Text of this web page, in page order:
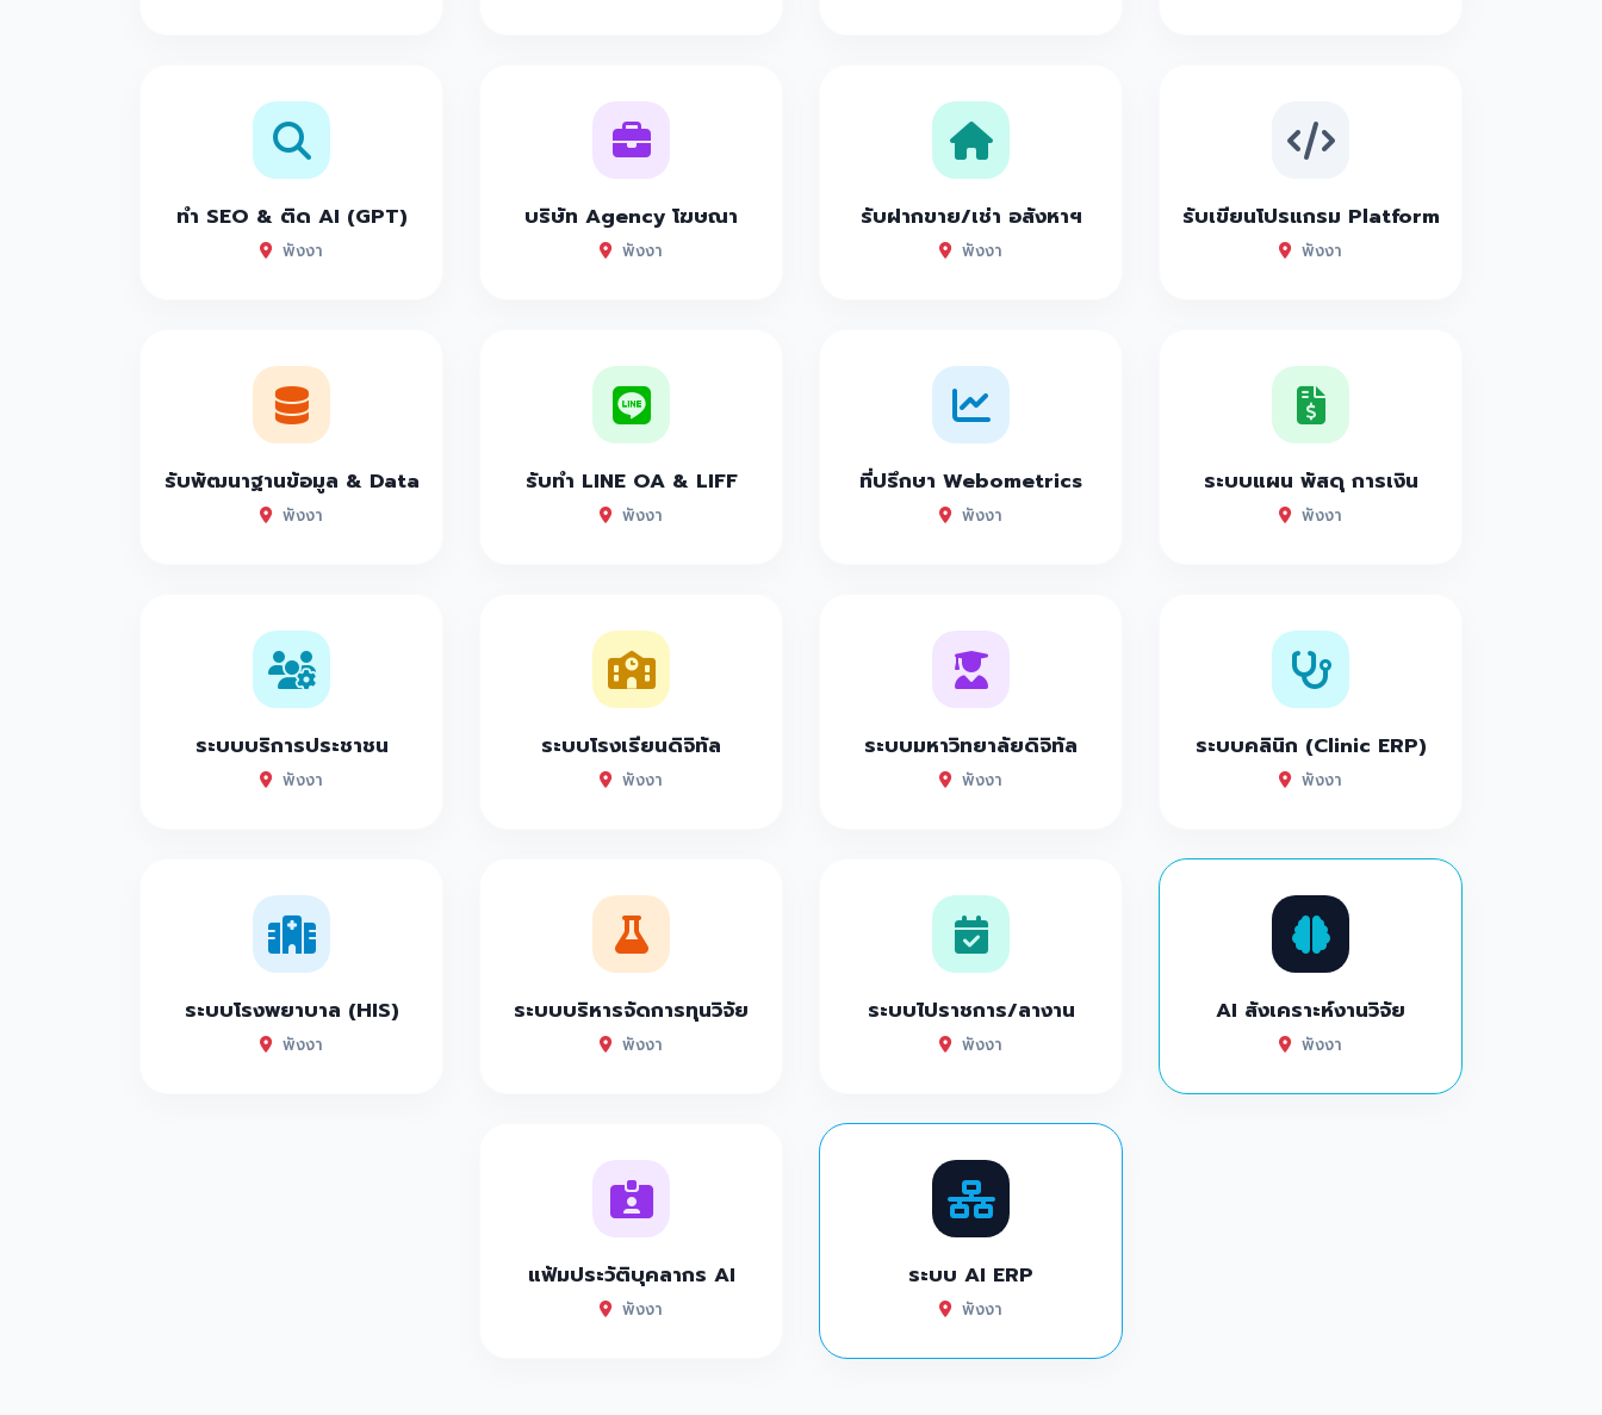
ทำ SEO & ติด AI (GPT)
พังงา
บริษัท Agency โฆษณา
พังงา
รับฝากขาย/เช่า อสังหาฯ
พังงา
รับเขียนโปรแกรม Platform
พังงา
รับพัฒนาฐานข้อมูล & Data
พังงา
รับทำ LINE OA & LIFF
พังงา
ที่ปรึกษา Webometrics
พังงา
ระบบแผน พัสดุ การเงิน
พังงา
ระบบบริการประชาชน
พังงา
ระบบโรงเรียนดิจิทัล
พังงา
ระบบมหาวิทยาลัยดิจิทัล
พังงา
ระบบคลินิก (Clinic ERP)
พังงา
ระบบโรงพยาบาล (HIS)
พังงา
ระบบบริหารจัดการทุนวิจัย
พังงา
ระบบไปราชการ/ลางาน
พังงา
AI สังเคราะห์งานวิจัย
พังงา
แฟ้มประวัติบุคลากร AI
พังงา
ระบบ AI ERP
พังงา